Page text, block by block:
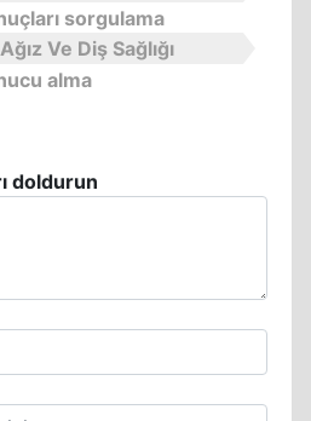
sorgulama
Ve Diş Sağlığı
alma
doldurun